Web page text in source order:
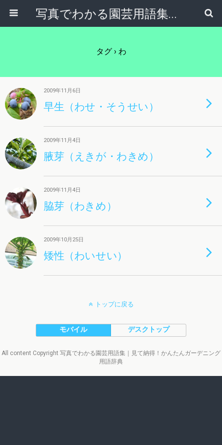
写真でわかる園芸用語集｜見て納得！かんたんガーデニング用語辞典
タグ › わ
2009年11月6日
早生（わせ・そうせい）
2009年11月4日
腋芽（えきが・わきめ）
2009年11月4日
脇芽（わきめ）
2009年10月25日
矮性（わいせい）
トップに戻る
モバイル デスクトップ
All content Copyright 写真でわかる園芸用語集｜見て納得！かんたんガーデニング
用語辞典